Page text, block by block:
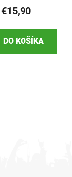
€15,90
DO KOŠÍKA